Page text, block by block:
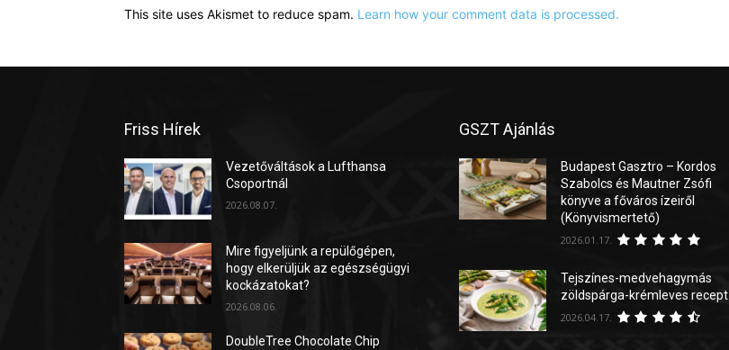
This site uses Akismet to reduce spam. Learn how your comment data is processed.
Friss Hírek
Vezetőváltások a Lufthansa
Csoportnál
2026.08.07.
Mire figyeljünk a repülőgépen,
hogy elkerüljük az egészségügyi
kockázatokat?
2026.08.06.
DoubleTree Chocolate Chip
GSZT Ajánlás
Budapest Gasztro – Kordos
Szabolcs és Mautner Zsófi
könyve a főváros ízeiről
(Könyvismertető)
2026.01.17.
Tejszínes-medvehagymás
zöldspárga-krémleves recept
2026.04.17.